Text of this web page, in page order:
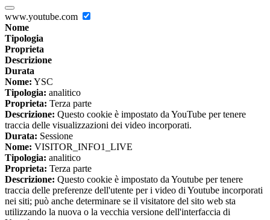
www.youtube.com
Nome
Tipologia
Proprieta
Descrizione
Durata
Nome: YSC
Tipologia: analitico
Proprieta: Terza parte
Descrizione: Questo cookie è impostato da YouTube per tenere
traccia delle visualizzazioni dei video incorporati.
Durata: Sessione
Nome: VISITOR_INFO1_LIVE
Tipologia: analitico
Proprieta: Terza parte
Descrizione: Questo cookie è impostato da Youtube per tenere
traccia delle preferenze dell'utente per i video di Youtube incorporati
nei siti; può anche determinare se il visitatore del sito web sta
utilizzando la nuova o la vecchia versione dell'interfaccia di